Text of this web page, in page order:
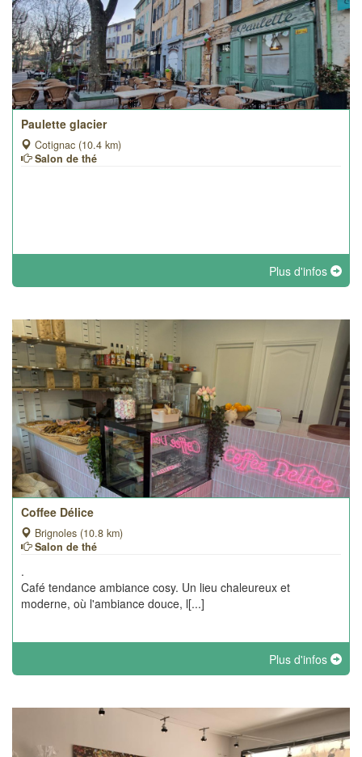
Paulette glacier
Cotignac (10.4 km)
Salon de thé
Plus d'infos
Coffee Délice
Brignoles (10.8 km)
Salon de thé
.
Café tendance ambiance cosy. Un lieu chaleureux et
moderne, où l'ambiance douce, l[...]
Plus d'infos